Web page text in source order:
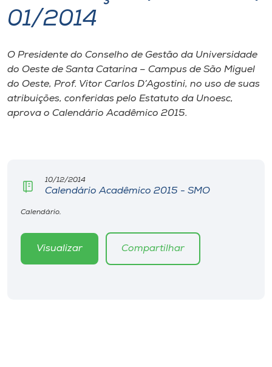
I.nova
Diplomados
Cultura
Editora
Rádio
01/2014
O Presidente do Conselho de Gestão da Universidade
do Oeste de Santa Catarina – Campus de São Miguel
do Oeste, Prof. Vitor Carlos D’Agostini, no uso de suas
atribuições, conferidas pelo Estatuto da Unoesc,
aprova o Calendário Acadêmico 2015.
10/12/2014
Calendário Acadêmico 2015 - SMO
Calendário.
Visualizar Compartilhar